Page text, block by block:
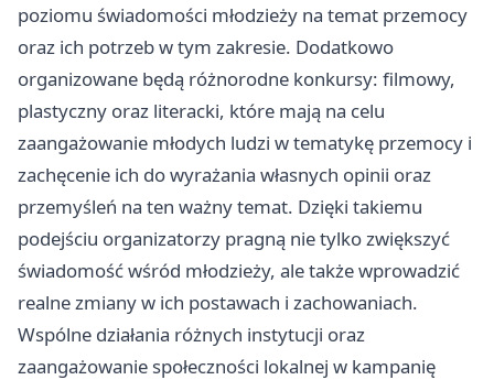
poziomu świadomości młodzieży na temat przemocy
oraz ich potrzeb w tym zakresie. Dodatkowo
organizowane będą różnorodne konkursy: filmowy,
plastyczny oraz literacki, które mają na celu
zaangażowanie młodych ludzi w tematykę przemocy i
zachęcenie ich do wyrażania własnych opinii oraz
przemyśleń na ten ważny temat. Dzięki takiemu
podejściu organizatorzy pragną nie tylko zwiększyć
świadomość wśród młodzieży, ale także wprowadzić
realne zmiany w ich postawach i zachowaniach.
Wspólne działania różnych instytucji oraz
zaangażowanie społeczności lokalnej w kampanię